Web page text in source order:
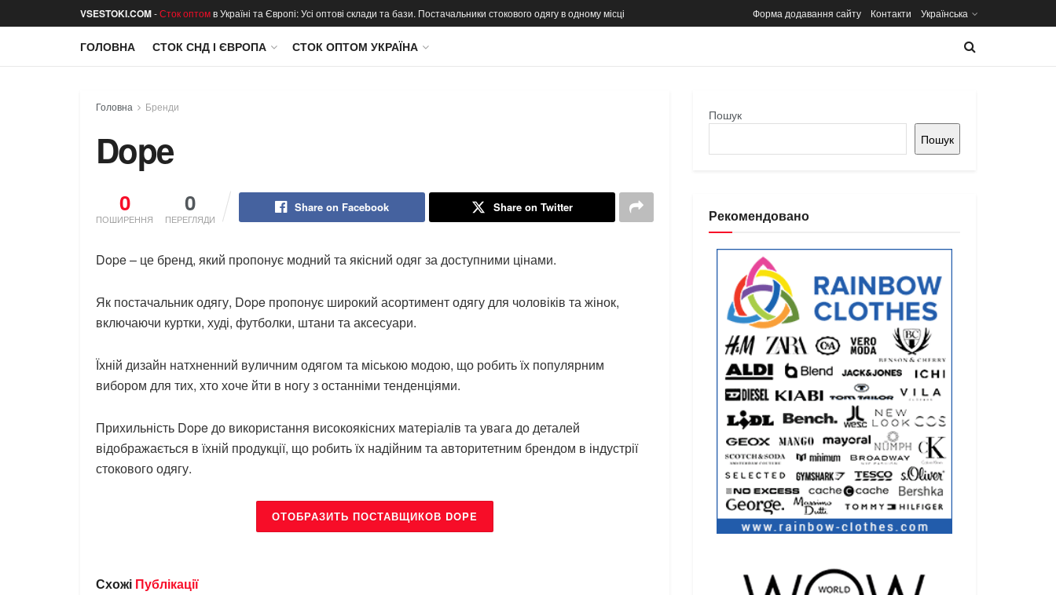
VSESTOKI.COM-Сток оптомв Україні та Європі: Усі оптові склади та бази. Постачальники стокового одягу в одному місці Форма додавання сайту Контакти Українська
ГОЛОВНА СТОК СНД І ЄВРОПА СТОК ОПТОМ УКРАЇНА
Головна Бренди
Dope
0
ПОШИРЕННЯ
0
ПЕРЕГЛЯДИ
Share on Facebook Share on Twitter
Dope – це бренд, який пропонує модний та якісний одяг за доступними цінами.
Як постачальник одягу, Dope пропонує широкий асортимент одягу для чоловіків та жінок,
включаючи куртки, худі, футболки, штани та аксесуари.
Їхній дизайн натхненний вуличним одягом та міською модою, що робить їх популярним
вибором для тих, хто хоче йти в ногу з останніми тенденціями.
Прихильність Dope до використання високоякісних матеріалів та увага до деталей
відображається в їхній продукції, що робить їх надійним та авторитетним брендом в індустрії
стокового одягу.
ОТОБРАЗИТЬ ПОСТАВЩИКОВ DOPE
Схожі Публікації
Пошук
Пошук
Рекомендовано